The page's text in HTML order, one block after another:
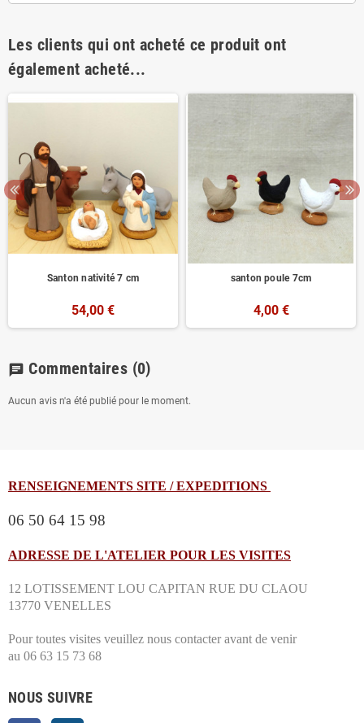
Les clients qui ont acheté ce produit ont
également acheté...
Santon nativité 7 cm
54,00 €
santon poule 7cm
4,00 €
chat Commentaires (0)
Aucun avis n'a été publié pour le moment.
RENSEIGNEMENTS SITE / EXPEDITIONS
06 50 64 15 98
ADRESSE DE L'ATELIER POUR LES VISITES
12 LOTISSEMENT LOU CAPITAN RUE DU CLAOU
13770 VENELLES
Pour toutes visites veuillez nous contacter avant de venir
au 06 63 15 73 68
NOUS SUIVRE